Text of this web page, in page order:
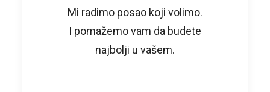
Mi radimo posao koji volimo.
I pomažemo vam da budete
najbolji u vašem.